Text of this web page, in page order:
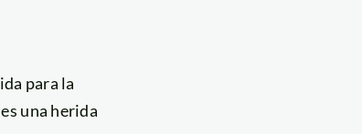
para la
una herida